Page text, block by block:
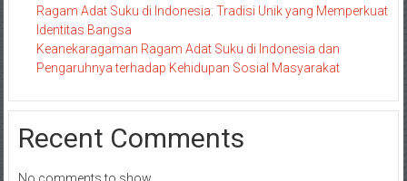
Ragam Adat Suku di Indonesia: Tradisi Unik yang Memperkuat
Identitas Bangsa
Keanekaragaman Ragam Adat Suku di Indonesia dan
Pengaruhnya terhadap Kehidupan Sosial Masyarakat
Recent Comments
No comments to show.